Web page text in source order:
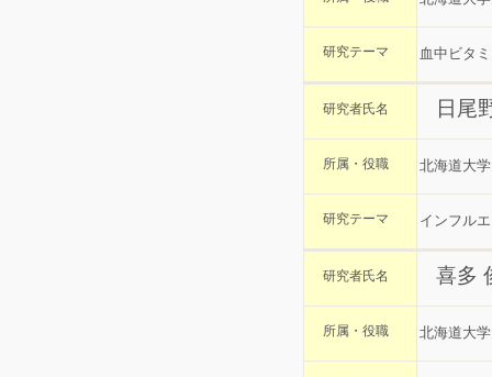
研究テーマ 血中ビタ
研究者氏名 日尾
所属・役職 北海道大
研究テーマ インフル
研究者氏名 喜多
所属・役職 北海道大